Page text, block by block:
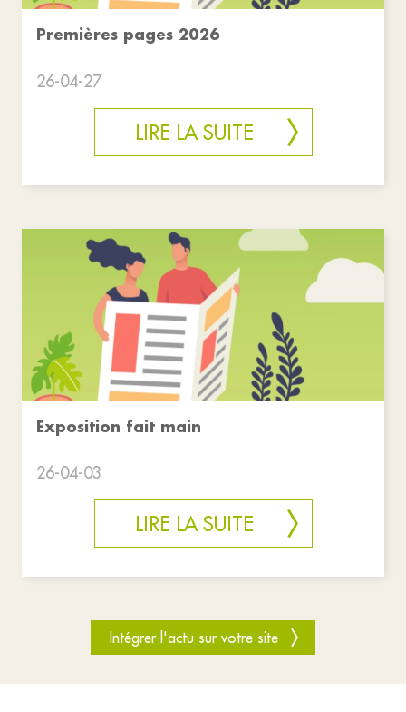
Premières pages 2026
26-04-27
LIRE LA SUITE
Exposition fait main
26-04-03
LIRE LA SUITE
Intégrer l'actu sur votre site